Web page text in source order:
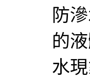
防
的
水